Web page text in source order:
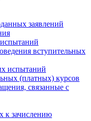
заявлений
вступительных
испытаний
(платных) курсов
связанные с
к зачислению